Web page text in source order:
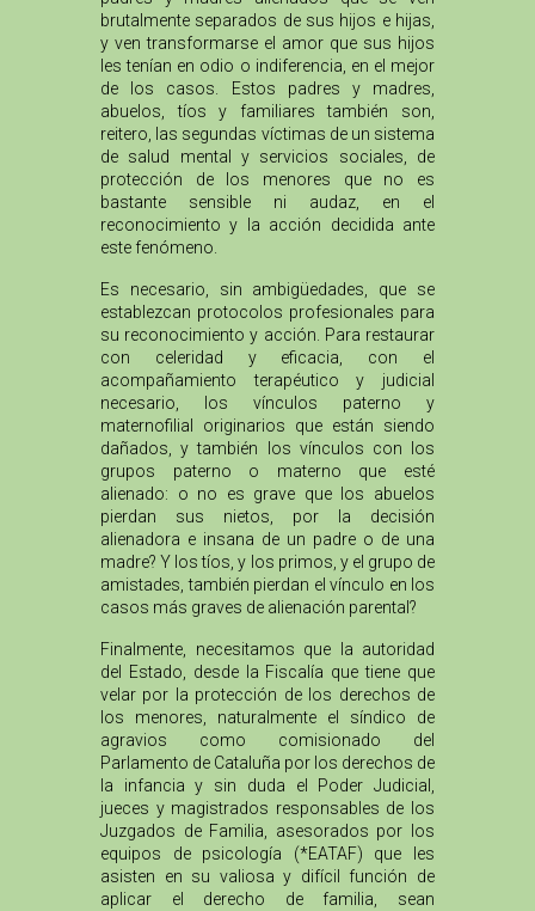
brutalmente separados de sus hijos e hijas,
y ven transformarse el amor que sus hijos
les tenían en odio o indiferencia, en el mejor
de los casos. Estos padres y madres,
abuelos, tíos y familiares también son,
reitero, las segundas víctimas de un sistema
de salud mental y servicios sociales, de
protección de los menores que no es
bastante sensible ni audaz, en el
reconocimiento y la acción decidida ante
este fenómeno.
Es necesario, sin ambigüedades, que se
establezcan protocolos profesionales para
su reconocimiento y acción. Para restaurar
con celeridad y eficacia, con el
acompañamiento terapéutico y judicial
necesario, los vínculos paterno y
maternofilial originarios que están siendo
dañados, y también los vínculos con los
grupos paterno o materno que esté
alienado: o no es grave que los abuelos
pierdan sus nietos, por la decisión
alienadora e insana de un padre o de una
madre? Y los tíos, y los primos, y el grupo de
amistades, también pierdan el vínculo en los
casos más graves de alienación parental?
Finalmente, necesitamos que la autoridad
del Estado, desde la Fiscalía que tiene que
velar por la protección de los derechos de
los menores, naturalmente el síndico de
agravios como comisionado del
Parlamento de Cataluña por los derechos de
la infancia y sin duda el Poder Judicial,
jueces y magistrados responsables de los
Juzgados de Familia, asesorados por los
equipos de psicología (*EATAF) que les
asisten en su valiosa y difícil función de
aplicar el derecho de familia, sean